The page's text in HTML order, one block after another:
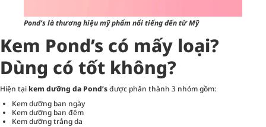
Pond’s là thương hiệu mỹ phẩm nổi tiếng đến từ Mỹ
Kem Pond’s có mấy loại?
Dùng có tốt không?
Hiện tạikem dưỡng da Pond’sđược phân thành 3 nhóm gồm:
Kem dưỡng ban ngày
Kem dưỡng ban đêm
Kem dưỡng trắng da